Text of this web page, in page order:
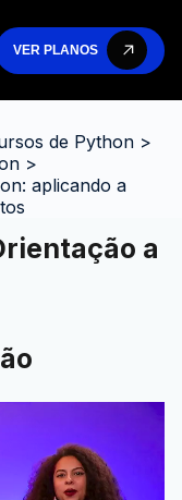
VER PLANOS
de Python>
>
aplicando a
a